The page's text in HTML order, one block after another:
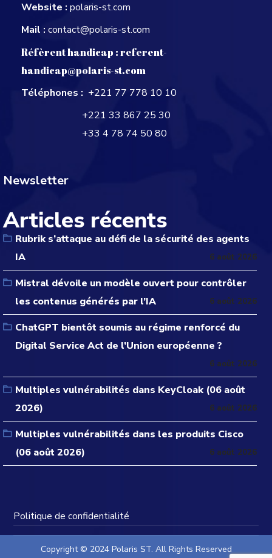
Website : polaris-st.com
Mail : contact@polaris-st.com
Réfèrent handicap :referent-
handicap@polaris-st.com
Téléphones : +221 77 778 10 10
+221 33 867 25 30
+33 4 78 74 50 80
Newsletter
Articles récents
Rubrik s’attaque au défi de la sécurité des agents
IA
6 août 2026
Mistral dévoile un modèle ouvert pour contrôler
les contenus générés par l’IA
6 août 2026
ChatGPT bientôt soumis au régime renforcé du
Digital Service Act de l’Union européenne ?
6 août 2026
Multiples vulnérabilités dans KeyCloak (06 août
2026)
6 août 2026
Multiples vulnérabilités dans les produits Cisco
(06 août 2026)
6 août 2026
Politique de confidentialité
Copyright © 2024 Polaris ST. All Rights Reserved